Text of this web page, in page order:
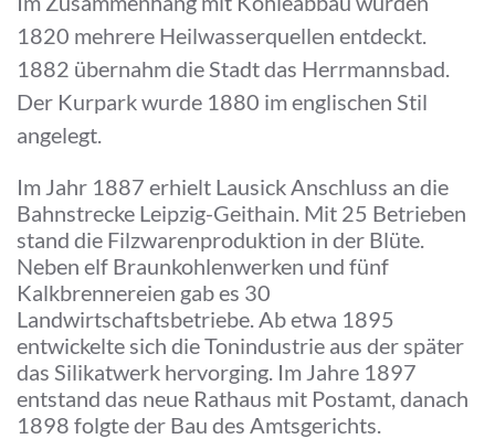
1820 mehrere Heilwasserquellen entdeckt.
1882 übernahm die Stadt das Herrmannsbad.
Der Kurpark wurde 1880 im englischen Stil
angelegt.
Im Jahr 1887 erhielt Lausick Anschluss an die
Bahnstrecke Leipzig-Geithain. Mit 25 Betrieben
stand die Filzwarenproduktion in der Blüte.
Neben elf Braunkohlenwerken und fünf
Kalkbrennereien gab es 30
Landwirtschaftsbetriebe. Ab etwa 1895
entwickelte sich die Tonindustrie aus der später
das Silikatwerk hervorging. Im Jahre 1897
entstand das neue Rathaus mit Postamt, danach
1898 folgte der Bau des Amtsgerichts.